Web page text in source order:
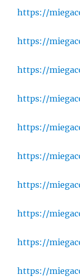
https://
https://
https://
https://
https://
https://
https://
https://
https://
https://